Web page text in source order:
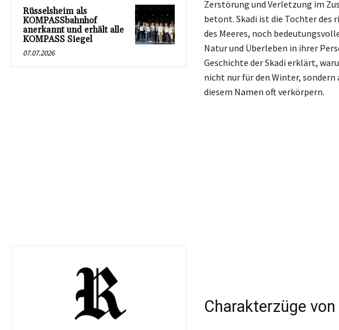
Rüsselsheim als
KOMPASSbahnhof
anerkannt und erhält alle
KOMPASS Siegel
07.07.2026
Zerstörung und Verletzung im
betont. Skadi ist die Tochter des
des Meeres, noch
Natur und Überleben in ihrer
Geschichte der Skadi erklärt,
nicht nur für den Winter,
diesem Namen oft verkörpern.
Charakterzüge